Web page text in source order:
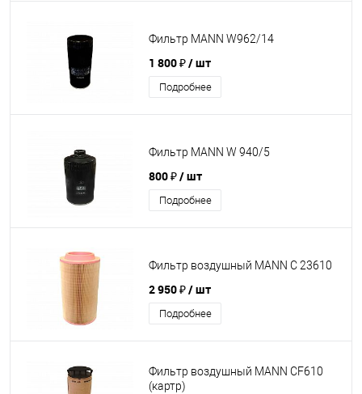
Фильтр MANN W962/14
1 800 ₽/ шт
Подробнее
Фильтр MANN W 940/5
800 ₽/ шт
Подробнее
Фильтр воздушный MANN C 23610
2 950 ₽/ шт
Подробнее
Фильтр воздушный MANN CF610
(картр)